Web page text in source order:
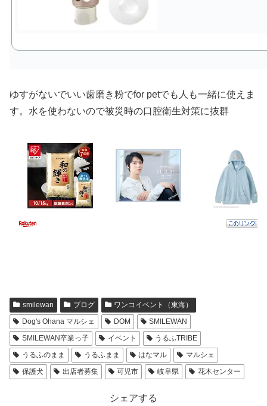
ゆすがないでいい歯磨き粉でfor petでも人も一緒に使えま
す。水を使わないので被災時の口腔衛生対策に抜群
smilewan ブログ
ワンコイベント（東海）
Dog's Ohana マルシェ
DOM
SMILEWAN
SMILEWAN卒業っ子
イベント
うるふTRIBE
うるふのまま
うるふまま はなマル
マルシェ
保護犬
出店者募集 可児市 岐阜県 花木センター
シェアする